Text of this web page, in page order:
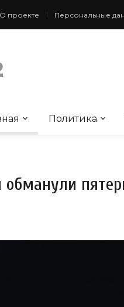
О проекте Персональные
Политика